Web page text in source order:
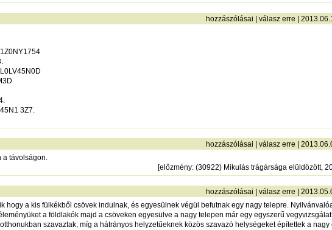
hozzászólásai válasz erre |
3Z7.
hozzászólásai válasz erre |
a távolságon.
[előzmény: (30922) Mikulás trágársága elüldözött,
hozzászólásai válasz erre |
hogy a kis fülkékből csövek indulnak, és egyesülnek végül befutnak egy nagy telepre.
a földlakók majd a csöveken egyesülve a nagy telepen már egy egyszerű
szavaztak, míg a hátrányos helyzetűeknek közös szavazó helységeket építettek a